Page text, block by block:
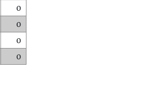
0
0
0
0